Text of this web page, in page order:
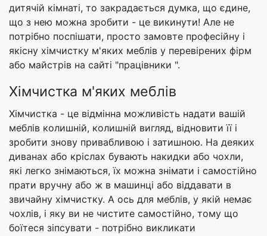
дитячій кімнаті, то закрадається думка, що єдине,
що з нею можна зробити - це викинути! Але не
потрібно поспішати, просто замовте професійну і
якісну хімчистку м'яких меблів у перевірених фірм
або майстрів на сайті "працівники ".
Хімчистка м'яких меблів
Хімчистка - це відмінна можливість надати вашій
меблів колишній, колишній вигляд, відновити її і
зробити знову привабливою і затишною. На деяких
диванах або кріслах бувають накидки або чохли,
які легко знімаються, їх можна знімати і самостійно
прати вручну або ж в машинці або віддавати в
звичайну хімчистку. А ось для меблів, у якій немає
чохлів, і яку ви не чистите самостійно, тому що
боїтеся зіпсувати - потрібно викликати